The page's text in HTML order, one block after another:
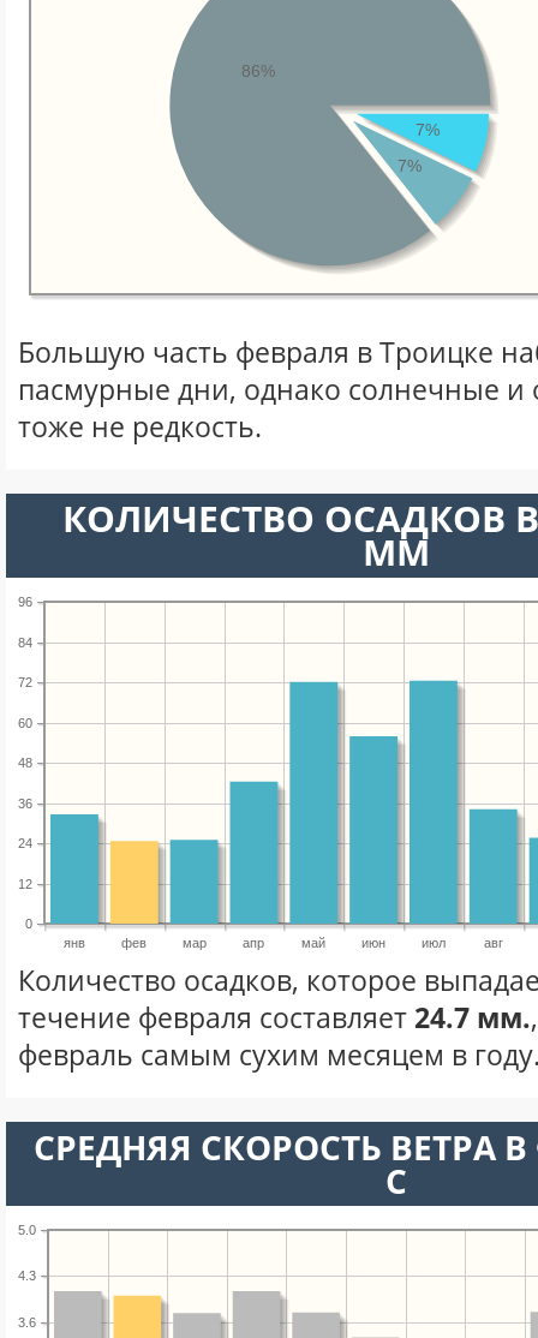
7%
7%
86%
Большую часть февраля в Троицке
пасмурные дни, однако солнечные
тоже не редкость.
КОЛИЧЕСТВО ОСАДКОВ
ММ
янв фев мар апр май июн июл авг
0
12
24
36
48
60
72
84
96
Количество осадков, которое
течение февраля составляет 24.7 мм.
февраль самым сухим месяцем в
СРЕДНЯЯ СКОРОСТЬ ВЕТРА
С
3.6
4.3
5.0